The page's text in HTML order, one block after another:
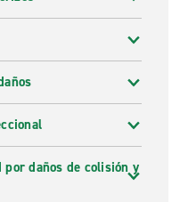
por daños de colisión y